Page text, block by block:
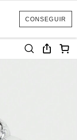
CONSEGUIR